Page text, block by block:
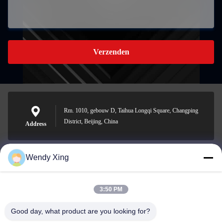
Verzenden
Address
Rm. 1010, gebouw D, Taihua Longqi Square, Changping
District, Beijing, China
jesingd@vip.sina.com
Wendy Xing
3:50 PM
Good day, what product are you looking for?